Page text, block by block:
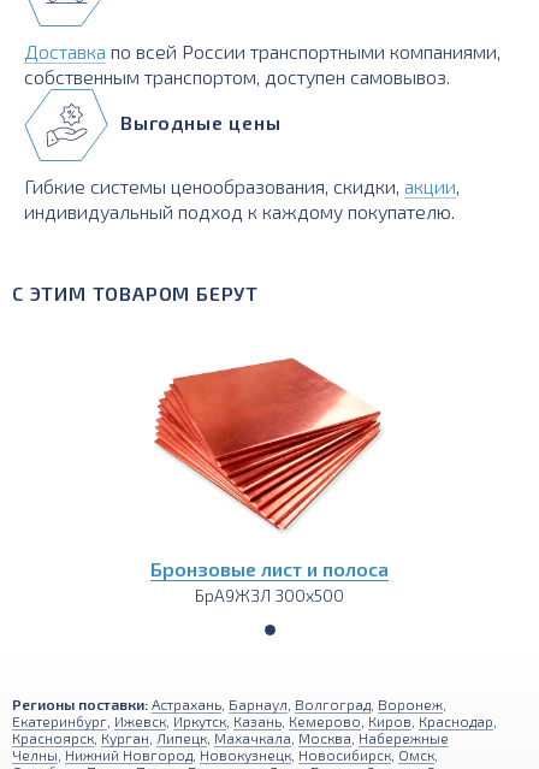
Доставка по всей России транспортными компаниями,
собственным транспортом, доступен самовывоз.
Выгодные цены
Гибкие системы ценообразования, скидки, акции,
индивидуальный подход к каждому покупателю.
С ЭТИМ ТОВАРОМ БЕРУТ
Бронзовые лист и полоса
БрА9ЖЗЛ 300х500
Регионы поставки: Астрахань Барнаул Волгоград Воронеж
Екатеринбург Ижевск Иркутск Казань Кемерово Киров Краснодар
Красноярск Курган Липецк Махачкала Москва Набережные
Челны Нижний Новгород Новокузнецк Новосибирск Омск